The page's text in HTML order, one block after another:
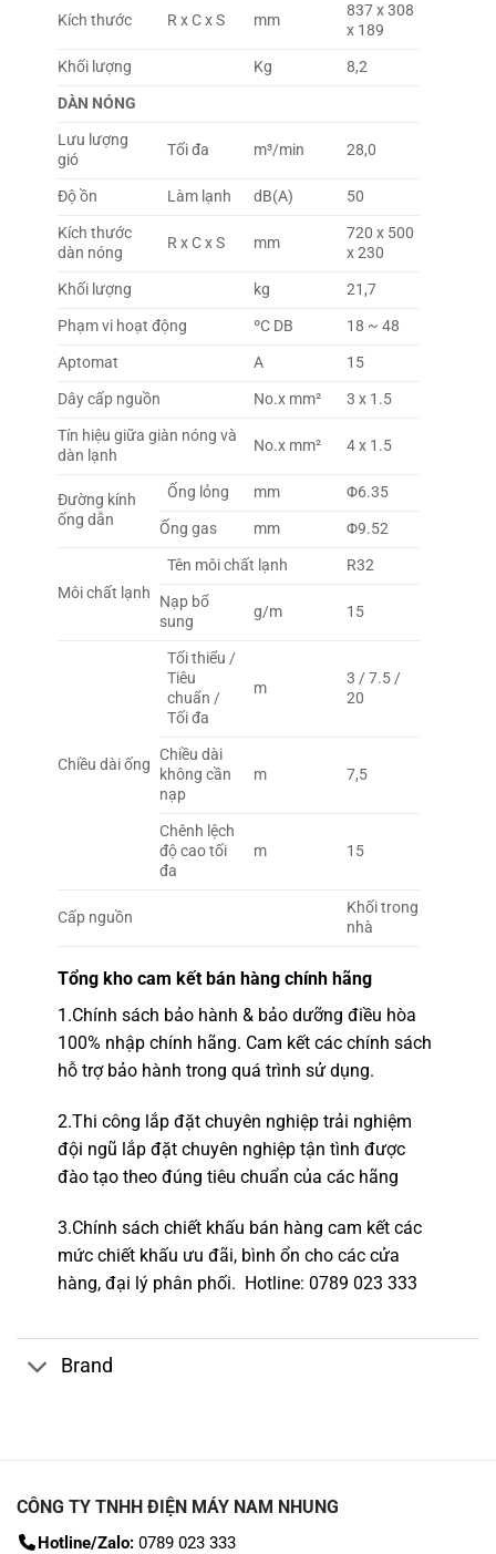
Kích thước R x C x S mm
837 x 308
x 189
Khối lượng
Kg
8,2
DÀN NÓNG
Lưu lượng
gió
Tối đa m³/min 28,0
Độ ồn Làm lạnh dB(A)
50
Kích thước
dàn nóng
R x C x S mm
720 x 500
x 230
Khối lượng
kg
21,7
Phạm vi hoạt động
ºC DB
18 ~ 48
Aptomat
A
15
Dây cấp nguồn
No.x mm²
3 x 1.5
Tín hiệu giữa giàn nóng và
dàn lạnh
No.x mm² 4 x 1.5
Đường kính
ống dẫn
Ống lỏng mm
Φ6.35
Ống gas
mm Φ9.52
Môi chất lạnh
Tên môi chất lạnh
R32
Nạp bổ
sung
g/m 15
Chiều dài ống
Tối thiểu /
Tiêu
chuẩn /
Tối đa
m
3 / 7.5 /
20
Chiều dài
không cần
nạp
m 7,5
Chênh lệch
độ cao tối
đa
m 15
Cấp nguồn
Khối trong
nhà
Tổng kho cam kết bán hàng chính hãng
1.Chính sách bảo hành & bảo dưỡng điều hòa
100% nhập chính hãng. Cam kết các chính sách
hỗ trợ bảo hành trong quá trình sử dụng.
2.Thi công lắp đặt chuyên nghiệptrải nghiệm
đội ngũ lắp đặt chuyên nghiệp tận tình được
đào tạo theo đúng tiêu chuẩn của các hãng
3.Chính sách chiết khấu bán hàng cam kết các
mức chiết khấu ưu đãi, bình ổn cho các cửa
hàng, đại lý phân phối. Hotline: 0789 023 333
Brand
CÔNG TY TNHH ĐIỆN MÁY NAM NHUNG
Hotline/Zalo:0789 023 333